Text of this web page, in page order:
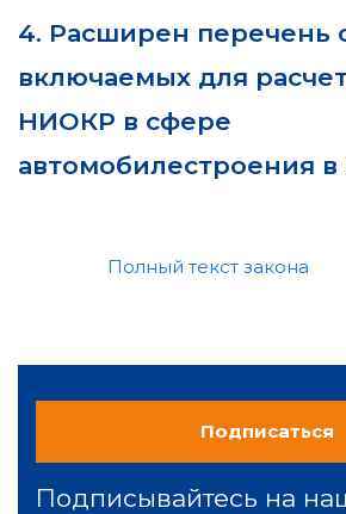
4. Расширен перечень
включаемых для
НИОКР в сфере
автомобилестроения в
Полный текст закона
Подписаться
Подписывайтесь на